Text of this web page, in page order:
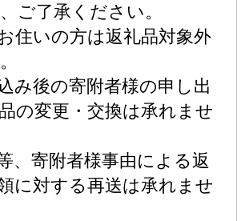
ご了承ください。
住いの方は返礼品対象外
み後の寄附者様の申し出
の変更・交換は承れませ
、寄附者様事由による返
に対する再送は承れませ